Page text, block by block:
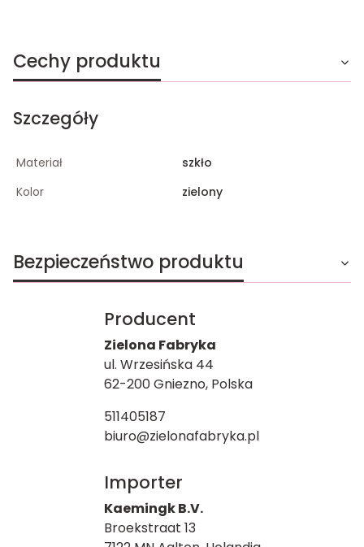
Cechy produktu
Szczegóły
Materiał
szkło
Kolor
zielony
Bezpieczeństwo produktu
Producent
Zielona Fabryka
ul. Wrzesińska 44
62-200 Gniezno, Polska
511405187
biuro@zielonafabryka.pl
Importer
Kaemingk B.V.
Broekstraat 13